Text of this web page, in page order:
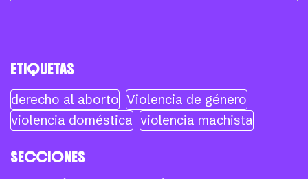
ETIQUETAS
derecho al aborto Violencia de género
violencia doméstica violencia machista
SECCIONES